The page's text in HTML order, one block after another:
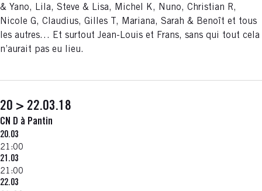
& Yano, Lila, Steve & Lisa, Michel K, Nuno, Christian R,
Nicole G, Claudius, Gilles T, Mariana, Sarah & Benoît et tous
les autres… Et surtout Jean-Louis et Frans, sans qui tout cela
n’aurait pas eu lieu.
20 > 22.03.18
CN D à Pantin
20.03
21:00
21.03
21:00
22.03